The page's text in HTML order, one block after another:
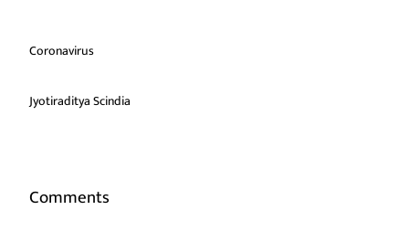
Coronavirus
Jyotiraditya Scindia
Comments